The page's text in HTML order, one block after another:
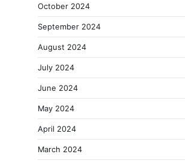
October 2024
September 2024
August 2024
July 2024
June 2024
May 2024
April 2024
March 2024